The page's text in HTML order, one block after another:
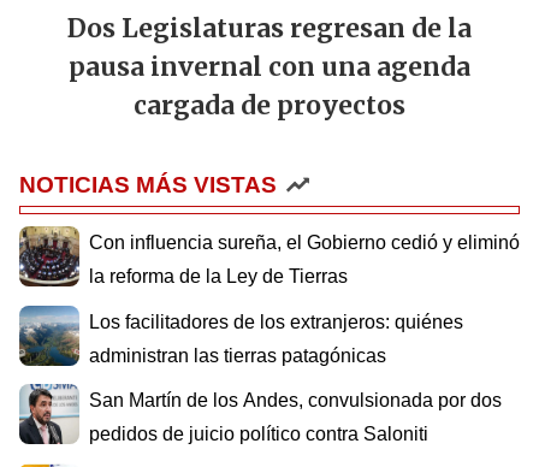
Dos Legislaturas regresan de la
pausa invernal con una agenda
cargada de proyectos
NOTICIAS MÁS VISTAS
Con influencia sureña, el Gobierno cedió y eliminó
la reforma de la Ley de Tierras
Los facilitadores de los extranjeros: quiénes
administran las tierras patagónicas
San Martín de los Andes, convulsionada por dos
pedidos de juicio político contra Saloniti